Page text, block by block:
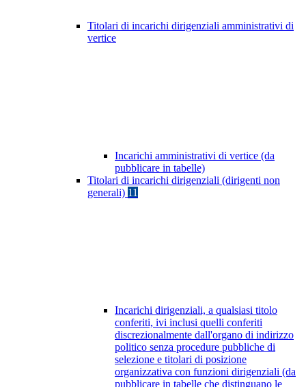
Titolari di incarichi dirigenziali amministrativi di
vertice
Incarichi amministrativi di vertice (da
pubblicare in tabelle)
Titolari di incarichi dirigenziali (dirigenti non
generali) 11
Incarichi dirigenziali, a qualsiasi titolo
conferiti, ivi inclusi quelli conferiti
discrezionalmente dall'organo di indirizzo
politico senza procedure pubbliche di
selezione e titolari di posizione
organizzativa con funzioni dirigenziali (da
pubblicare in tabelle che distinguano le